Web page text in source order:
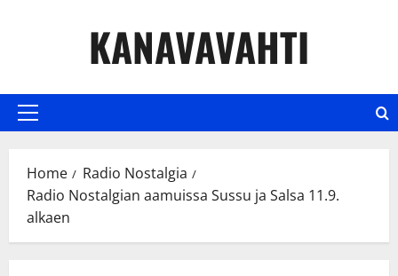
KANAVAVAHTI
Primary
Home
Radio Nostalgia
Radio Nostalgian aamuissa Sussu ja Salsa 11.9.
alkaen